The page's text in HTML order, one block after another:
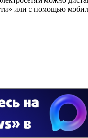
или с помощью